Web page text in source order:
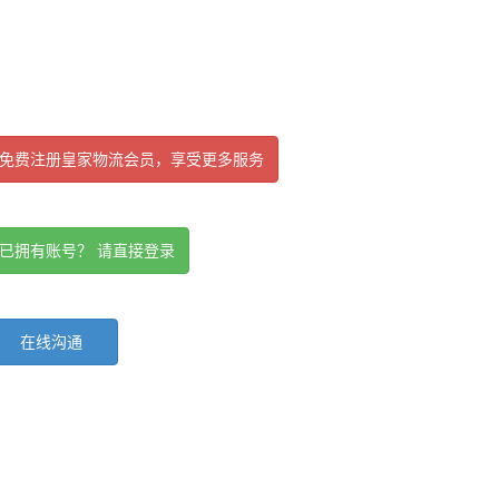
免费注册皇家物流会员，享受更多服务
已拥有账号？ 请直接登录
在线沟通